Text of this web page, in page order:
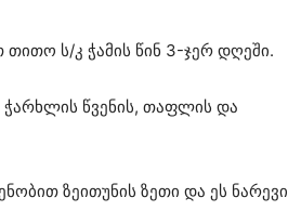
ს/კ ჭამის წინ 3-ჯერ დღეში.
წვენის, თაფლის და
ზეითუნის ზეთი და ეს ნარევი